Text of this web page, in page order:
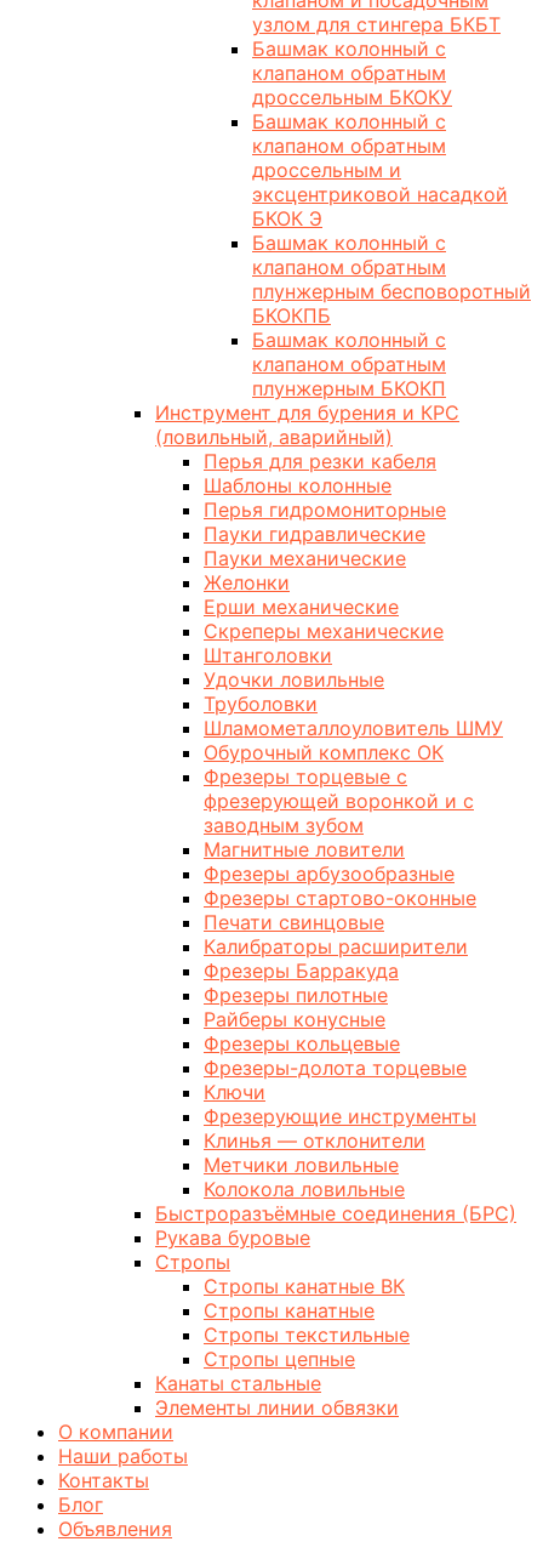
узлом для стингера БКБТ
Башмак колонный с
клапаном обратным
дроссельным БКОКУ
Башмак колонный с
клапаном обратным
дроссельным и
эксцентриковой насадкой
БКОК Э
Башмак колонный с
клапаном обратным
плунжерным бесповоротный
БКОКПБ
Башмак колонный с
клапаном обратным
плунжерным БКОКП
Инструмент для бурения и КРС
(ловильный, аварийный)
Перья для резки кабеля
Шаблоны колонные
Перья гидромониторные
Пауки гидравлические
Пауки механические
Желонки
Ерши механические
Скреперы механические
Штанголовки
Удочки ловильные
Труболовки
Шламометаллоуловитель ШМУ
Обурочный комплекс ОК
Фрезеры торцевые с
фрезерующей воронкой и с
заводным зубом
Магнитные ловители
Фрезеры арбузообразные
Фрезеры стартово-оконные
Печати свинцовые
Калибраторы расширители
Фрезеры Барракуда
Фрезеры пилотные
Райберы конусные
Фрезеры кольцевые
Фрезеры-долота торцевые
Ключи
Фрезерующие инструменты
Клинья — отклонители
Метчики ловильные
Колокола ловильные
Быстроразъёмные соединения (БРС)
Рукава буровые
Стропы
Стропы канатные ВК
Стропы канатные
Стропы текстильные
Стропы цепные
Канаты стальные
Элементы линии обвязки
О компании
Наши работы
Контакты
Блог
Объявления